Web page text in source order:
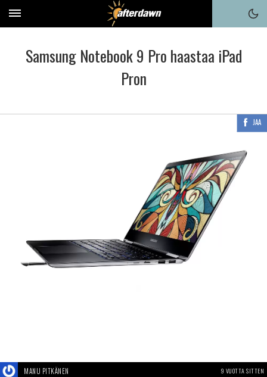
Samsung Notebook 9 Pro haastaa iPad
Pron
JAA
MANU PITKÄNEN 9 VUOTTA SITTEN